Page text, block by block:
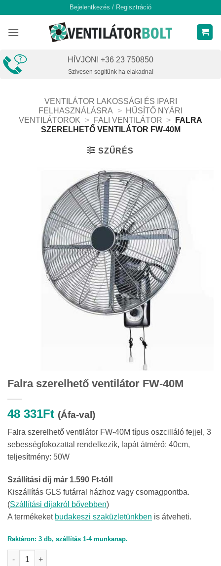
content
Bejelentkezés / Regisztráció
HÍVJON! +36 23 750850
Szívesen segítünk ha elakadna!
VENTILÁTOR LAKOSSÁGI ÉS IPARI
FELHASZNÁLÁSRA
>
HŰSÍTŐ NYÁRI
VENTILÁTOROK
> FALI VENTILÁTOR >
FALRA
SZERELHETŐ VENTILÁTOR FW-40M
SZŰRÉS
Falra szerelhető ventilátor FW-40M
48 331Ft (Áfa-val)
Falra szerelhető ventilátor FW-40M típus oszcilláló fejjel, 3
sebességfokozattal rendelkezik, lapát átmérő: 40cm,
teljesítmény: 50W
Szállítási díj már 1.590 Ft-tól!
Kiszállítás GLS futárral házhoz vagy csomagpontba.
(Szállítási díjakról bővebben)
A termékeket budakeszi szaküzletünkben is átveheti.
Raktáron: 3 db, szállítás 1-4 munkanap.
Falra szerelhető ventilátor FW-40M mennyiség